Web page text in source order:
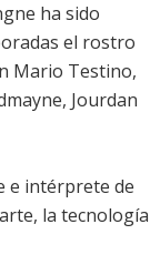
ha sido
el rostro
Mario Testino,
Jourdan
e intérprete de
la tecnología